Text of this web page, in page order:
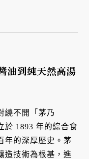
油到純天然高湯
繞不開「茅乃
於 1893 年的綜合食
年的深厚歷史。茅
造技術為根基，進